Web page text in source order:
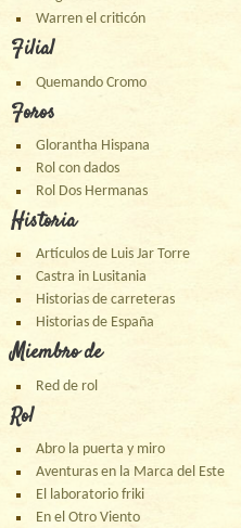
Warren el criticón
Filial
Quemando Cromo
Foros
Glorantha Hispana
Rol con dados
Rol Dos Hermanas
Historia
Artículos de Luis Jar Torre
Castra in Lusitania
Historias de carreteras
Historias de España
Miembro de
Red de rol
Rol
Abro la puerta y miro
Aventuras en la Marca del Este
El laboratorio friki
En el Otro Viento